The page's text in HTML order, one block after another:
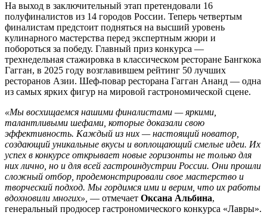
На выход в заключительный этап претендовали 16
полуфиналистов из 14 городов России. Теперь четвертым
финалистам предстоит подняться на высший уровень
кулинарного мастерства перед экспертным жюри и
побороться за победу. Главный приз конкурса —
трехнедельная стажировка в классическом ресторане Бангкока
Гагган, в 2025 году возглавившем рейтинг 50 лучших
ресторанов Азии. Шеф-повар ресторана Гагган Ананд — одна
из самых ярких фигур на мировой гастрономической сцене.
«Мы восхищаемся нашими финалистами — яркими,
талантливыми шефами, которые доказали свою
эффективность. Каждый из них — настоящий новатор,
создающий уникальные вкусы и воплощающий смелые идеи. Их
успех в конкурсе открывает новые горизонты не только для
них лично, но и для всей гастроиндустрии России. Они прошли
сложный отбор, продемонстрировали свое мастерство и
творческий подход. Мы гордимся ими и верим, что их работы
вдохновили многих», — отмечает Оксана Альбина,
генеральный продюсер гастрономического конкурса «Лавры».